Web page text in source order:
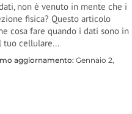
non è venuto in mente che i
fisica? Questo articolo
cosa fare quando i dati sono in
tuo cellulare…
aggiornamento: Gennaio 2,